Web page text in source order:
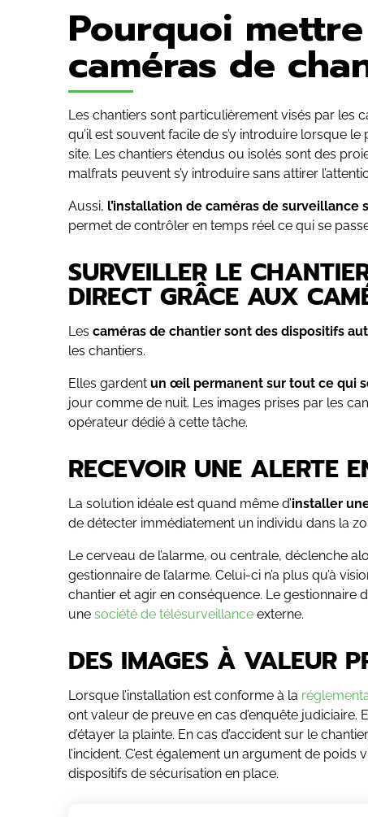
Pourquoi
caméras de
Les chantiers sont particulièrement visés par les
qu’il est souvent facile de s’y introduire lorsque
site. Les chantiers étendus ou isolés sont des
malfrats peuvent s’y introduire sans attirer
Aussi, l’installation de caméras de surveillance
permet de contrôler en temps réel ce qui se
SURVEILLER LE
DIRECT GRÂCE AUX
Les caméras de chantier sont des dispositifs
les chantiers.
Elles gardent un œil permanent sur tout ce qui
jour comme de nuit. Les images prises par les
opérateur dédié à cette tâche.
RECEVOIR UNE ALERTE
La solution idéale est quand même d’installer
de détecter immédiatement un individu dans la
Le cerveau de l’alarme, ou centrale, déclenche
gestionnaire de l’alarme. Celui-ci n’a plus qu’à
chantier et agir en conséquence. Le gestionnaire
une société de télésurveillanceexterne.
DES IMAGES À VALEUR
Lorsque l’installation est conforme à la
ont valeur de preuve en cas d’enquête judiciaire.
d’étayer la plainte. En cas d’accident sur le
l’incident. C’est également un argument de
dispositifs de sécurisation en place.